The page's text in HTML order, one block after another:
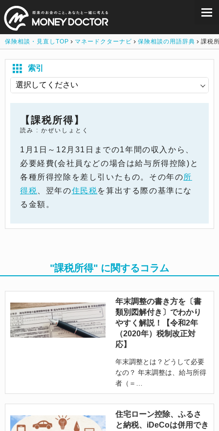
保険相談・見直しTOP マネードクターナビ 保険相談の用語辞典 課税
索引
【課税所得】
読み : かぜいしょとく
1月1日～12月31日までの1年間の収入から、
必要経費(会社員などの場合は給与所得控除)と
各種所得控除を差し引いたもの。その年の所
得税 、翌年の住民税を算出する際の基準にな
る金額。
"課税所得" に関するコラム
年末調整の書き方を〔書
類別図解付き〕でわかり
やすく解説！【令和2年
（2020年）税制改正対
応】
年末調整とは？どうして必要
なの？ 年末調整は、給与所得
者（＝
住宅ローン控除、ふるさ
と納税、iDeCoは併用でき